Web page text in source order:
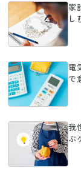
家
し
電
で
我
ぶ